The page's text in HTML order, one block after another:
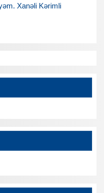
Xanəli Kərimli